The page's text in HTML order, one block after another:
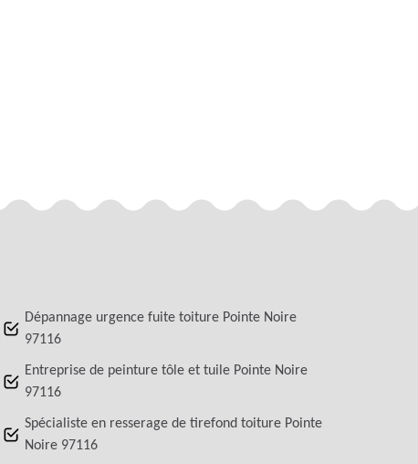
Dépannage urgence fuite toiture Pointe Noire
97116
Entreprise de peinture tôle et tuile Pointe Noire
97116
Spécialiste en resserage de tirefond toiture Pointe
Noire 97116